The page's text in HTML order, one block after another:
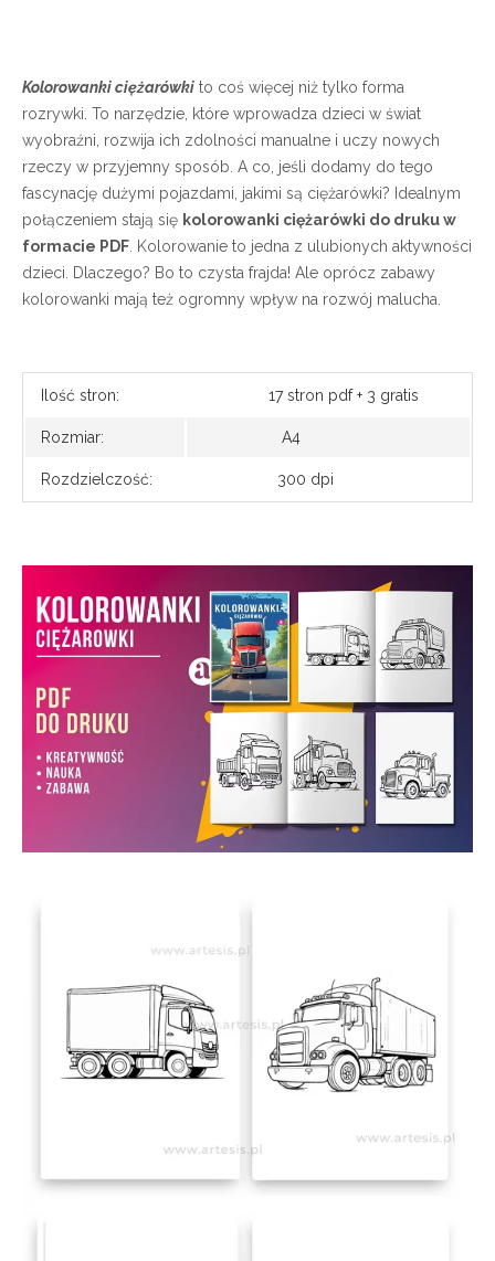
Kolorowanki ciężarówki to coś więcej niż tylko forma
rozrywki. To narzędzie, które wprowadza dzieci w świat
wyobraźni, rozwija ich zdolności manualne i uczy nowych
rzeczy w przyjemny sposób. A co, jeśli dodamy do tego
fascynację dużymi pojazdami, jakimi są ciężarówki? Idealnym
połączeniem stają się kolorowanki ciężarówki do druku w
formacie PDF . Kolorowanie to jedna z ulubionych aktywności
dzieci. Dlaczego? Bo to czysta frajda! Ale oprócz zabawy
kolorowanki mają też ogromny wpływ na rozwój malucha.
Ilość stron: 17 stron pdf + 3 gratis
Rozmiar: A4
Rozdzielczość: 300 dpi